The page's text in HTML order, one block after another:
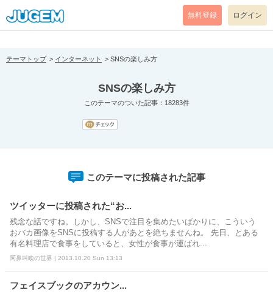
[pear_error: message="Success" code=0 mode=return level=notice
prefix="" info=""]
無料登録 ログイン
テーマトップ インターネット SNSの楽しみ方
SNSの楽しみ方
このテーマのついた記事：18283件
このテーマに投稿された記事
ツイッターに投稿された“お...
残念な話ですね。しかし、SNSで注目を集めたいばかりに、こういう
おバカ画像をSNSに投稿する人があとを絶ちませんね。 先日、とある
有名料理店で食事をしていると、女性が食事が運ばれ...
阿鼻叫喚の世界 | 2013.10.20 Sun 13:13
フェイスブックのアカウン...